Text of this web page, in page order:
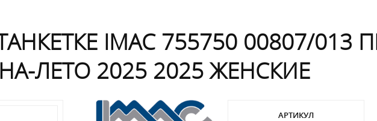
IMAC 755750 00807/013
ЛЕТО 2025 2025 ЖЕНСКИЕ
АРТИКУЛ